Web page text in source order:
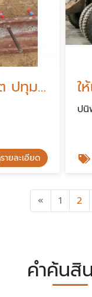
รับทําถนนคอนกรีต ปทุมธานี
ายละเอียด
ใ
ป
« Previous
1 2
คำค้นสิ